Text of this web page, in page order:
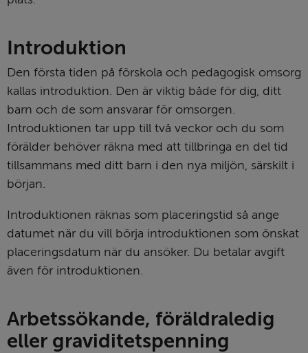
Introduktion
Den första tiden på förskola och pedagogisk omsorg
kallas introduktion. Den är viktig både för dig, ditt
barn och de som ansvarar för omsorgen.
Introduktionen tar upp till två veckor och du som
förälder behöver räkna med att tillbringa en del tid
tillsammans med ditt barn i den nya miljön, särskilt i
början.
Introduktionen räknas som placeringstid så ange
datumet när du vill börja introduktionen som önskat
placeringsdatum när du ansöker. Du betalar avgift
även för introduktionen.
Arbetssökande, föräldra­ledig
eller graviditets­penning